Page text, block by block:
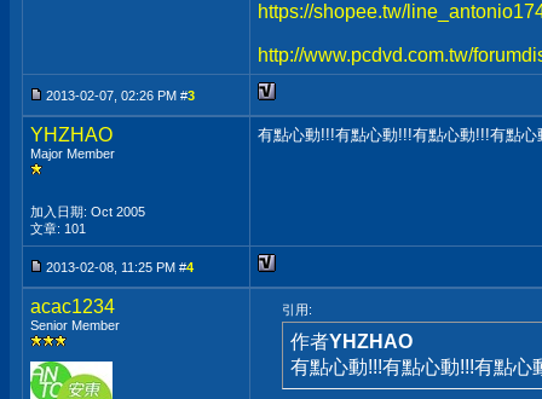
https://shopee.tw/
http://www.pcdvd.com.tw/
2013-02-07, 02:26 PM #3
YHZHAO
Major Member
加入日期: Oct 2005
文章: 101
有點心動!!!有點心動!!!有點心動!!!有點
2013-02-08, 11:25 PM #4
acac1234
Senior Member
引用:
作者YHZHAO
有點心動!!!有點心動!!!有點心